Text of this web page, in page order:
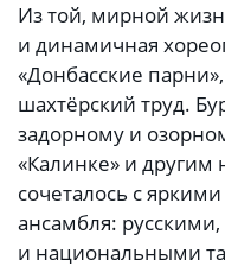
Из той, мирной
и динамичная
«Донбасские
шахтёрский труд.
задорному и
«Калинке» и другим
сочеталось с
ансамбля:
и национальными